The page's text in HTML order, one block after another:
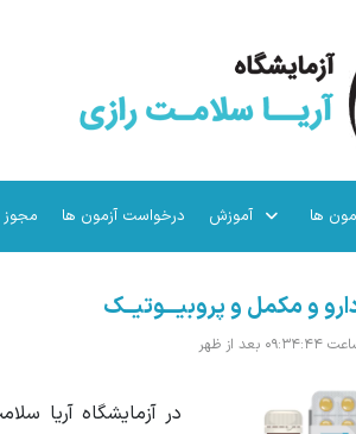
ها آموزش درخواست آزمون ها مجوز
و مکمل و پروبیـــوتیــک